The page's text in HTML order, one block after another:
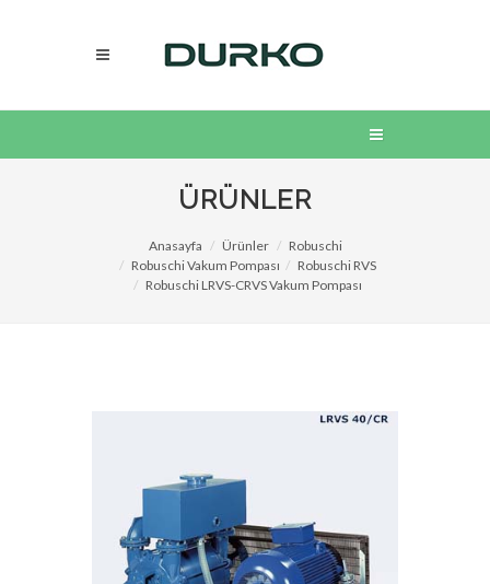
ÜRÜNLER
Anasayfa Ürünler
Robuschi
Robuschi Vakum Pompası
Robuschi RVS
Robuschi LRVS-CRVS Vakum Pompası